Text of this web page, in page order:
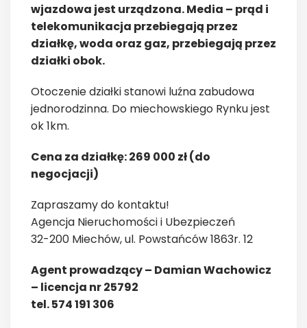
wjazdowa jest urządzona. Media – prąd i
telekomunikacja przebiegają przez
działkę, woda oraz gaz, przebiegają przez
działki obok.
Otoczenie działki stanowi luźna zabudowa
jednorodzinna. Do miechowskiego Rynku jest
ok 1km.
Cena za działkę: 269 000 zł (do
negocjacji)
Zapraszamy do kontaktu!
Agencja Nieruchomości i Ubezpieczeń
32-200 Miechów, ul. Powstańców 1863r. 12
Agent prowadzący – Damian Wachowicz
– licencja nr 25792
tel. 574 191 306